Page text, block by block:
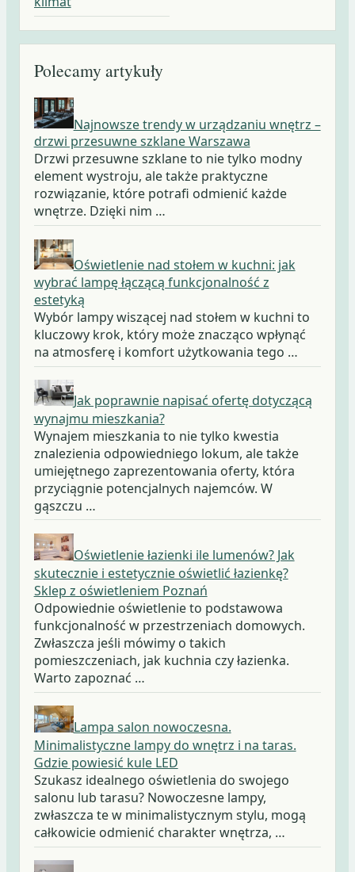
Polecamy artykuły
Najnowsze trendy w urządzaniu wnętrz –
drzwi przesuwne szklane Warszawa
Drzwi przesuwne szklane to nie tylko modny
element wystroju, ale także praktyczne
rozwiązanie, które potrafi odmienić każde
wnętrze. Dzięki nim …
Oświetlenie nad stołem w kuchni: jak
wybrać lampę łączącą funkcjonalność z
estetyką
Wybór lampy wiszącej nad stołem w kuchni to
kluczowy krok, który może znacząco wpłynąć
na atmosferę i komfort użytkowania tego …
Jak poprawnie napisać ofertę dotyczącą
wynajmu mieszkania?
Wynajem mieszkania to nie tylko kwestia
znalezienia odpowiedniego lokum, ale także
umiejętnego zaprezentowania oferty, która
przyciągnie potencjalnych najemców. W
gąszczu …
Oświetlenie łazienki ile lumenów? Jak
skutecznie i estetycznie oświetlić łazienkę?
Sklep z oświetleniem Poznań
Odpowiednie oświetlenie to podstawowa
funkcjonalność w przestrzeniach domowych.
Zwłaszcza jeśli mówimy o takich
pomieszczeniach, jak kuchnia czy łazienka.
Warto zapoznać …
Lampa salon nowoczesna.
Minimalistyczne lampy do wnętrz i na taras.
Gdzie powiesić kule LED
Szukasz idealnego oświetlenia do swojego
salonu lub tarasu? Nowoczesne lampy,
zwłaszcza te w minimalistycznym stylu, mogą
całkowicie odmienić charakter wnętrza, …